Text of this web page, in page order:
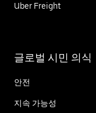
Uber Freight
글로벌 시민 의식
안전
지속 가능성